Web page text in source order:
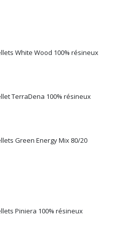
White Wood 100% résineux
TerraDena 100% résineux
Green Energy Mix 80/20
Piniera 100% résineux